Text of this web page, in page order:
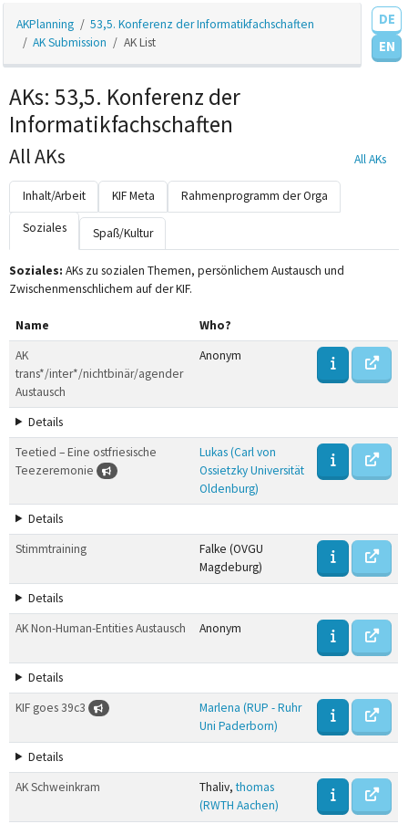
DE
EN
AKPlanning
53,5. Konferenz der Informatikfachschaften
AK Submission
AK List
AKs: 53,5. Konferenz der
Informatikfachschaften
All AKs
All AKs
Inhalt/Arbeit KIF Meta Rahmenprogramm der Orga
Soziales Spaß/Kultur
Soziales: AKs zu sozialen Themen, persönlichem Austausch und
Zwischenmenschlichem auf der KIF.
Name
Who?
AK
trans*/inter*/nichtbinär/agender
Austausch
Anonym
Details
Teetied – Eine ostfriesische
Teezeremonie
Lukas (Carl von
Ossietzky Universität
Oldenburg)
Details
Stimmtraining
Falke (OVGU
Magdeburg)
Details
AK Non-Human-Entities Austausch
Anonym
Details
KIF goes 39c3
Marlena (RUP - Ruhr
Uni Paderborn)
Details
AK Schweinkram
Thaliv,thomas
(RWTH Aachen)